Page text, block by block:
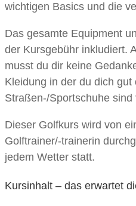
wichtigen Basics und die
Das gesamte Equipment
der Kursgebühr inkludiert.
musst du dir keine
Kleidung in der du dich gut
Straßen-/Sportschuhe
Dieser Golfkurs wird von
Golftrainer/-trainerin
jedem Wetter statt.
Kursinhalt – das erwartet